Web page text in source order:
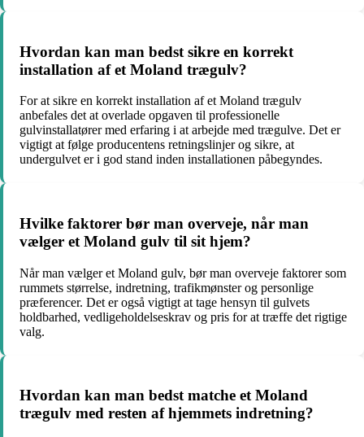
Hvordan kan man bedst sikre en korrekt
installation af et Moland trægulv?
For at sikre en korrekt installation af et Moland trægulv
anbefales det at overlade opgaven til professionelle
gulvinstallatører med erfaring i at arbejde med trægulve. Det er
vigtigt at følge producentens retningslinjer og sikre, at
undergulvet er i god stand inden installationen påbegyndes.
Hvilke faktorer bør man overveje, når man
vælger et Moland gulv til sit hjem?
Når man vælger et Moland gulv, bør man overveje faktorer som
rummets størrelse, indretning, trafikmønster og personlige
præferencer. Det er også vigtigt at tage hensyn til gulvets
holdbarhed, vedligeholdelseskrav og pris for at træffe det rigtige
valg.
Hvordan kan man bedst matche et Moland
trægulv med resten af hjemmets indretning?